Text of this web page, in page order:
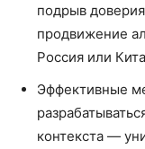
подрыв
продвижение
Россия или
Эффективные
контекста —